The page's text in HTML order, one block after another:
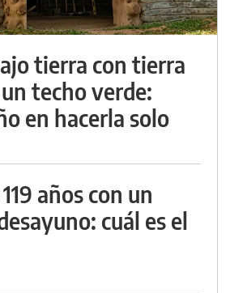
tierra con tierra
techo verde:
en hacerla solo
años con un
cuál es el